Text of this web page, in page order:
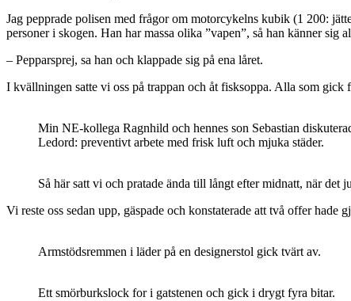
Jag pepprade polisen med frågor om motorcykelns kubik (1 200:
personer i skogen. Han har massa olika ”vapen”, så han känner sig
– Pepparsprej, sa han och klappade sig på ena låret.
I kvällningen satte vi oss på trappan och åt fisksoppa. Alla som
Min NE-kollega Ragnhild och hennes son Sebastian
Ledord: preventivt arbete med frisk luft och mjuka städer.
Så här satt vi och pratade ända till långt efter midnatt, när det
Vi reste oss sedan upp, gäspade och konstaterade att två offer hade
Armstödsremmen i läder på en designerstol gick tvärt av.
Ett smörburkslock for i gatstenen och gick i drygt fyra bitar.